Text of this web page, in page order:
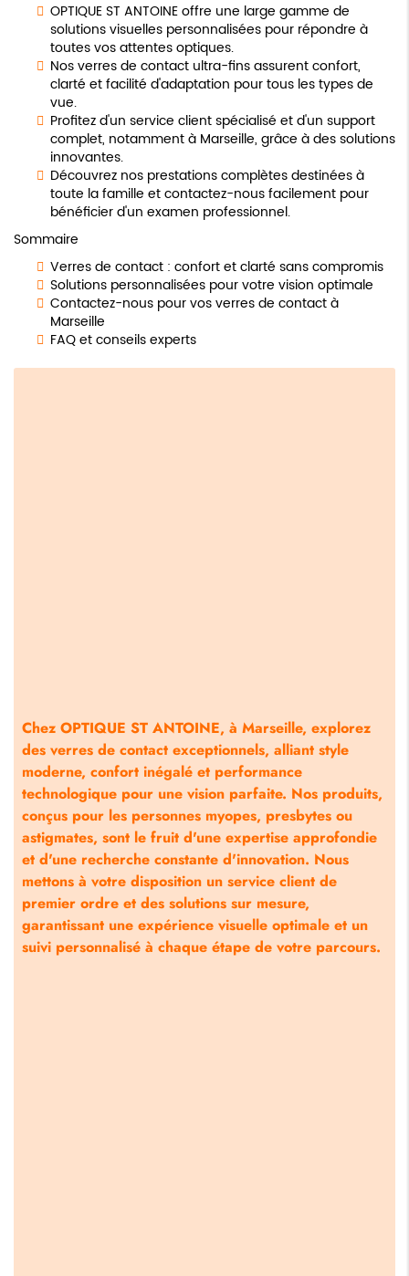
OPTIQUE ST ANTOINE offre une large gamme de
solutions visuelles personnalisées pour répondre à
toutes vos attentes optiques.
Nos verres de contact ultra-fins assurent confort,
clarté et facilité d'adaptation pour tous les types de
vue.
Profitez d'un service client spécialisé et d'un support
complet, notamment à Marseille, grâce à des solutions
innovantes.
Découvrez nos prestations complètes destinées à
toute la famille et contactez-nous facilement pour
bénéficier d'un examen professionnel.
Sommaire
Verres de contact : confort et clarté sans compromis
Solutions personnalisées pour votre vision optimale
Contactez-nous pour vos verres de contact à
Marseille
FAQ et conseils experts
Chez OPTIQUE ST ANTOINE, à Marseille, explorez
des verres de contact exceptionnels, alliant style
moderne, confort inégalé et performance
technologique pour une vision parfaite. Nos produits,
conçus pour les personnes myopes, presbytes ou
astigmates, sont le fruit d'une expertise approfondie
et d'une recherche constante d'innovation. Nous
mettons à votre disposition un service client de
premier ordre et des solutions sur mesure,
garantissant une expérience visuelle optimale et un
suivi personnalisé à chaque étape de votre parcours.